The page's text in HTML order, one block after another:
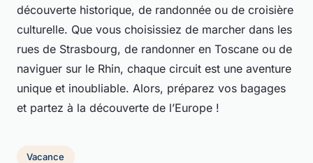
découverte historique, de randonnée ou de croisière
culturelle. Que vous choisissiez de marcher dans les
rues de Strasbourg, de randonner en Toscane ou de
naviguer sur le Rhin, chaque circuit est une aventure
unique et inoubliable. Alors, préparez vos bagages
et partez à la découverte de l’Europe !
Vacance